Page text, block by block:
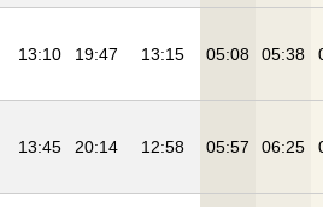
13:10 19:47 13:15 05:08 05:38
13:45 20:14 12:58 05:57 06:25